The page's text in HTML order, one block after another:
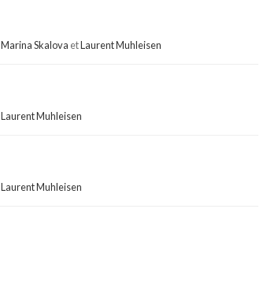
Marina Skalova etLaurent Muhleisen
Laurent Muhleisen
Laurent Muhleisen